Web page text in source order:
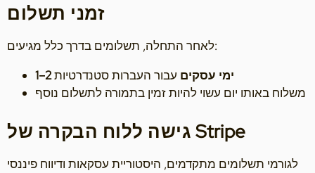
זמני תשלום
לאחר התחלה, תשלומים בדרך כלל מגיעים:
1–2 ימי עסקים עבור העברות סטנדרטיות
משלוח באותו יום עשוי להיות זמין בתמורה לתשלום נוסף
גישה ללוח הבקרה של Stripe
לגורמי תשלומים מתקדמים, היסטוריית עסקאות ודיווח פיננסי